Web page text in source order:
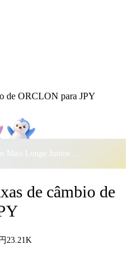
de ORCLON para JPY
Além do Gelo, Vamos Mais Longe Juntos ·$500.000
de câmbio de
23.21K